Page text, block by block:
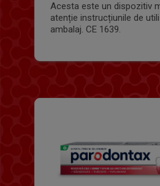
Acesta este un dispozitiv
atenție instrucțiunile de
ambalaj. CE 1639.